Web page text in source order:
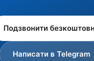
Подзвонити
Написати в Telegram